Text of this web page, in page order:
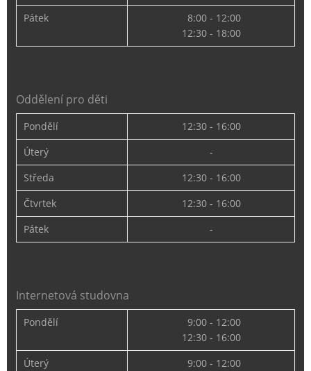
Pátek
8:00 - 12:00
12:30 - 18:00
Oddělení pro děti
Pondělí
12:30 - 16:00
Úterý
-
Středa
12:30 - 16:00
Čtvrtek
12:30 - 16:00
Pátek
-
Internetová studovna
Pondělí
9:00 - 12:00
12:30 - 16:00
Úterý
9:00 - 12:00